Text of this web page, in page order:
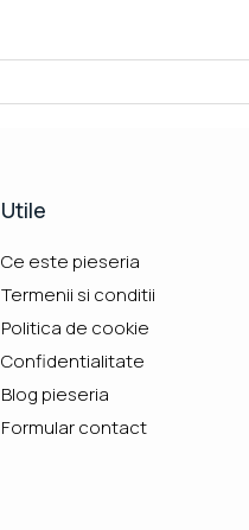
Utile
Ce este pieseria
Termenii si conditii
Politica de cookie
Confidentialitate
Blog pieseria
Formular contact